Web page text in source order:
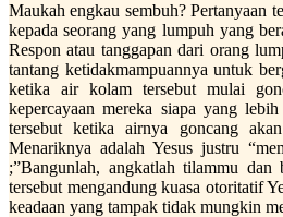
Maukah engkau sembuh? Pertanyaan
kepada seorang yang lumpuh yang
Respon atau tanggapan dari orang
tantang ketidakmampuannya untuk
ketika air kolam tersebut mulai
kepercayaan mereka siapa yang
tersebut ketika airnya goncang
Menariknya adalah Yesus justru
;”Bangunlah, angkatlah tilammu dan
tersebut mengandung kuasa otoritatif
keadaan yang tampak tidak mungkin